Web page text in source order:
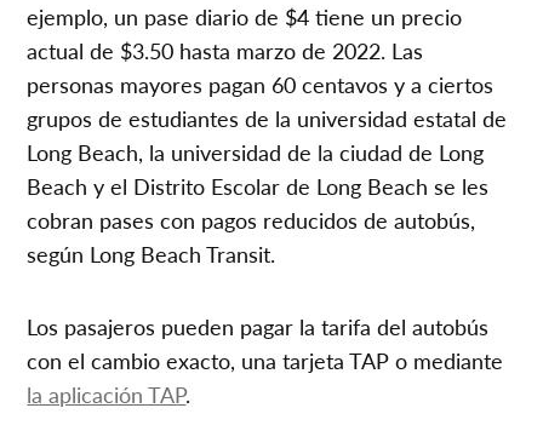
ejemplo, un pase diario de $4 tiene un precio
actual de $3.50 hasta marzo de 2022. Las
personas mayores pagan 60 centavos y a ciertos
grupos de estudiantes de la universidad estatal de
Long Beach, la universidad de la ciudad de Long
Beach y el Distrito Escolar de Long Beach se les
cobran pases con pagos reducidos de autobús,
según Long Beach Transit.
Los pasajeros pueden pagar la tarifa del autobús
con el cambio exacto, una tarjeta TAP o mediante
la aplicación TAP.